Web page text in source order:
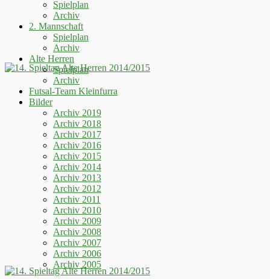
Spielplan
Archiv
2. Mannschaft
Spielplan
Archiv
Alte Herren
Spielplan
Archiv
Futsal-Team Kleinfurra
Bilder
Archiv 2019
Archiv 2018
Archiv 2017
Archiv 2016
Archiv 2015
Archiv 2014
Archiv 2013
Archiv 2012
Archiv 2011
Archiv 2010
Archiv 2009
Archiv 2008
Archiv 2007
Archiv 2006
Archiv 2005